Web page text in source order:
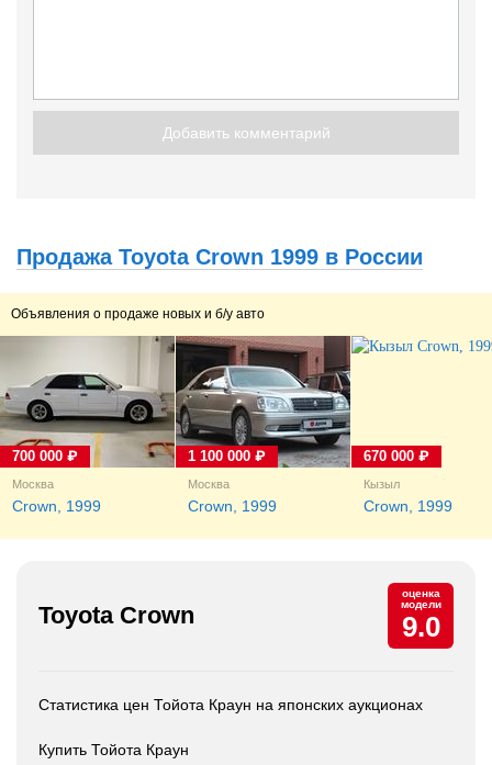
Добавить комментарий
Продажа Toyota Crown 1999 в России
Объявления о продаже новых и б/у авто
Москва
Crown, 1999
700 000 ₽
Москва
Crown, 1999
1 100 000 ₽
Кызыл
Crown, 1999
670 000 ₽
Toyota Crown
оценка
модели
9.0
Статистика цен Тойота Краун на японских аукционах
Купить Тойота Краун